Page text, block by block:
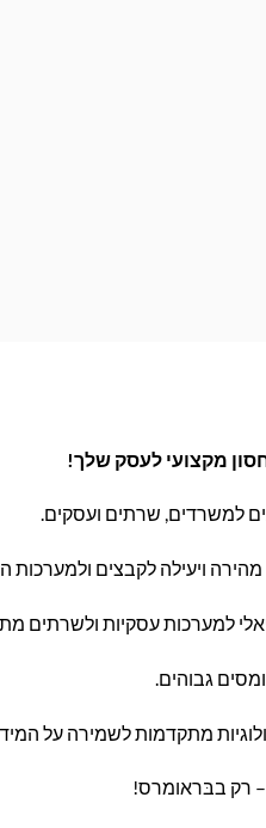
למשרדים, שרתים ועסקים.
ויעילה לקבצים ולמערכות
גבוהים.